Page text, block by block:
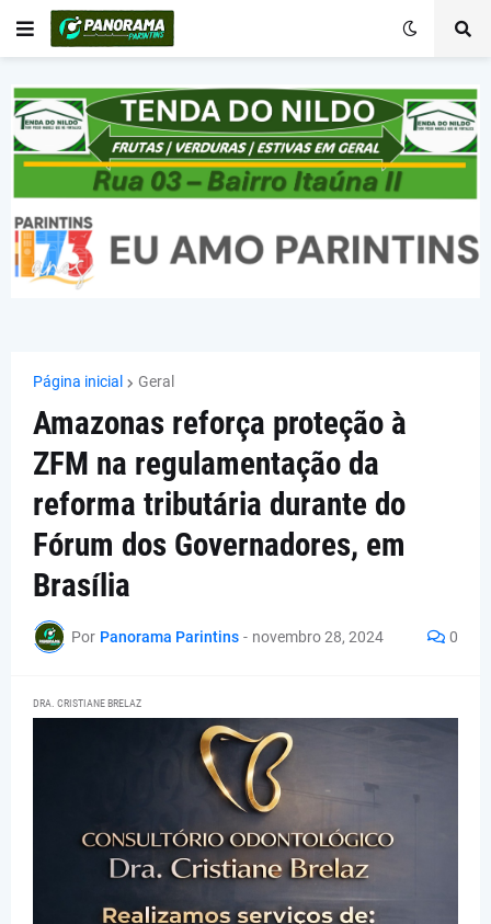
Página inicial Geral
Amazonas reforça proteção à
ZFM na regulamentação da
reforma tributária durante do
Fórum dos Governadores, em
Brasília
Por Panorama Parintins - novembro 28, 2024 0
DRA. CRISTIANE BRELAZ